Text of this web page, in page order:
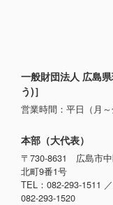
一般財団法人 広島
う)］
営業時間：平日（月
本部（大代表）
〒730-8631 広島市
北町9番1号
TEL：082-293-1511
082-293-1520